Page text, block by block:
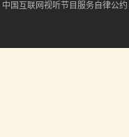
中国互联网视听节目服务自律公约